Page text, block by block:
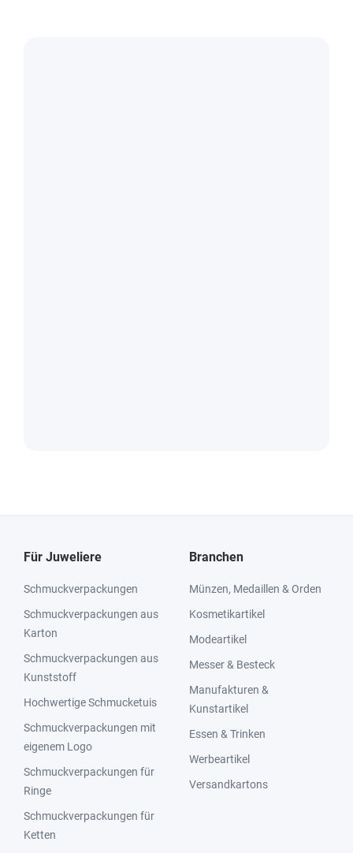
Für Juweliere
Schmuckverpackungen
Schmuckverpackungen aus
Karton
Schmuckverpackungen aus
Kunststoff
Hochwertige Schmucketuis
Schmuckverpackungen mit
eigenem Logo
Schmuckverpackungen für
Ringe
Schmuckverpackungen für
Ketten
Branchen
Münzen, Medaillen & Orden
Kosmetikartikel
Modeartikel
Messer & Besteck
Manufakturen &
Kunstartikel
Essen & Trinken
Werbeartikel
Versandkartons